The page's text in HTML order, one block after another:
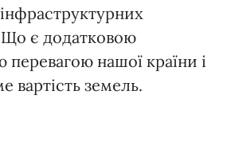
Що є додатковою
нашої країни і
вартість земель.